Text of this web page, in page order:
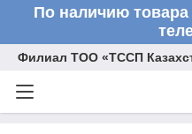
По наличию
Филиал ТОО «ТССП